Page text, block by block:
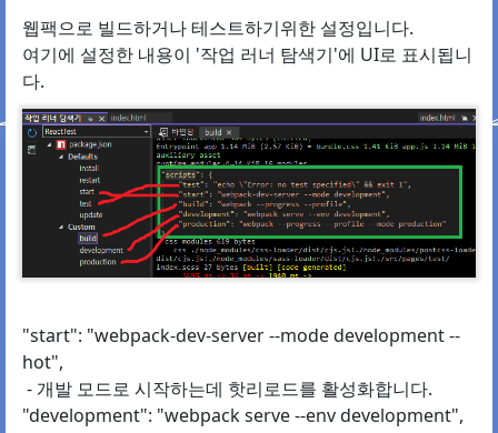
웹팩으로 빌드하거나 테스트하기위한 설정입니다.
여기에 설정한 내용이 '작업 러너 탐색기'에 UI로 표시됩니
다.
"start": "webpack-dev-server --mode development --
hot",
- 개발 모드로 시작하는데 핫리로드를 활성화합니다.
"development": "webpack serve --env development",